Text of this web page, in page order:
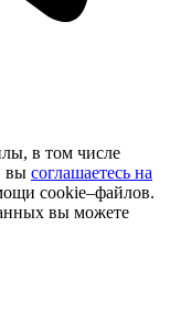
в том числе
вы соглашаетесь на
cookie–файлов.
вы можете